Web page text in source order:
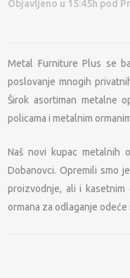
Objavljeno u 15:45h pod
Metal Furniture Plus se
poslovanje mnogih
Širok asortiman metalne
policama i metalnim
Naš novi kupac metalnih
Dobanovci. Opremili smo
proizvodnje, ali i kasetnim
ormana za odlaganje